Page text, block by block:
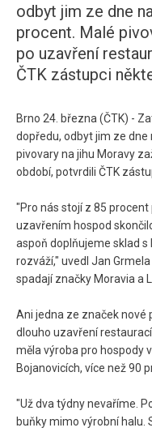
odbyt jim ze dne
procent. Malé
po uzavření
ČTK zástupci
Brno 24. března (ČTK) -
dopředu, odbyt jim ze dne
pivovary na jihu Moravy
období, potvrdili ČTK
"Pro nás stojí z 85 procent
uzavřením hospod
aspoň doplňujeme sklad
rozváží," uvedl Jan
spadají značky Moravia a
Ani jedna ze značek nové
dlouho uzavření
měla výroba pro hospody
Bojanovicích, více než 90
"Už dva týdny nevaříme.
buňky mimo výrobní halu.